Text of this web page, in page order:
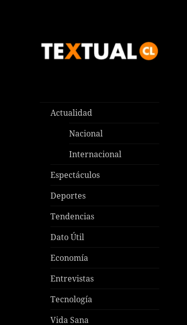
Actualidad
Nacional
Internacional
Espectáculos
Deportes
Tendencias
Dato Útil
Economía
Entrevistas
Tecnología
Vida Sana